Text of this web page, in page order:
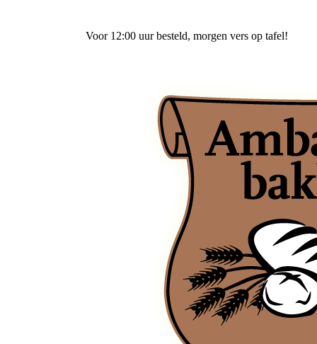
Wijbezorgenvanaf 3,00